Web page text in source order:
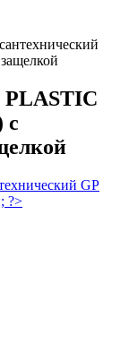
PLASTIC
с